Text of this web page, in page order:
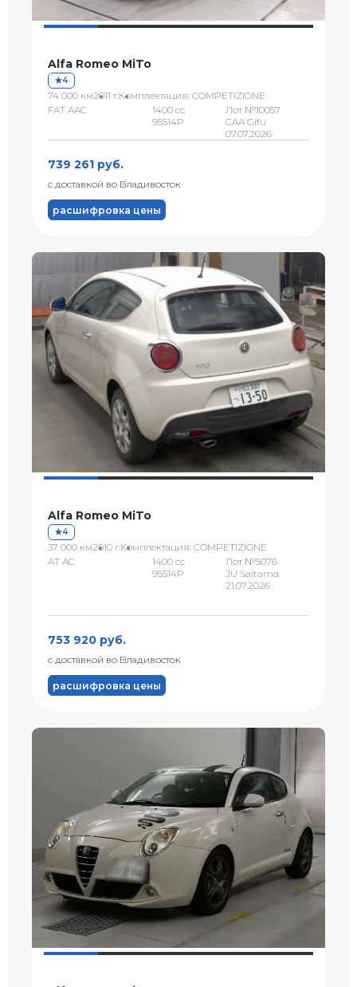
Alfa Romeo MiTo
4
74 000 км2011 г.Комплектация: COMPETIZIONE
FAT AAC
1400 сс
95514P
Лот №10057
CAA Gifu
07.07.2026
739 261 руб.
с доставкой во Владивосток
расшифровка цены
Alfa Romeo MiTo
4
37 000 км2010 г.Комплектация: COMPETIZIONE
AT AC
1400 сс
95514P
Лот №5076
JU Saitama
21.07.2026
753 920 руб.
с доставкой во Владивосток
расшифровка цены